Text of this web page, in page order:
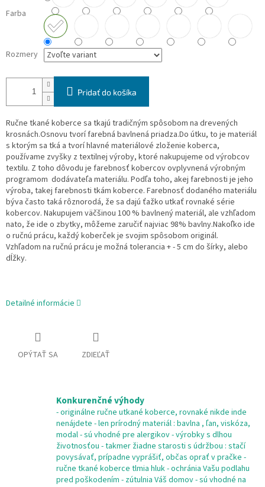
Farba
Rozmery
Pridať do košíka
Ručne tkané koberce sa tkajú tradičným spôsobom na drevených
krosnách.Osnovu tvorí farebná bavlnená priadza.Do útku, to je materiál
s ktorým sa tká a tvorí hlavné materiálové zloženie koberca,
používame zvyšky z textilnej výroby, ktoré nakupujeme od výrobcov
textilu. Z toho dôvodu je farebnosť kobercov ovplyvnená výrobným
programom dodávateľa materiálu. Podľa toho, akej farebnosti je jeho
výroba, takej farebnosti tkám koberce. Farebnosť dodaného materiálu
býva často taká rôznorodá, že sa dajú ťažko utkať rovnaké série
kobercov. Nakupujem väčšinou 100 % bavlnený materiál, ale vzhľadom
nato, že ide o zbytky, môžeme zaručiť najviac 98% bavlny.Nakoľko ide
o ručnú prácu, každý koberček je svojim spôsobom originál.
Vzhľadom na ručnú prácu je možná tolerancia + - 5 cm do šírky, alebo
dĺžky.
Detailné informácie
OPÝTAŤ SA ZDIEĽAŤ
Konkurenčné výhody
- originálne ručne utkané koberce, rovnaké nikde inde
nenájdete - len prírodný materiál : bavlna , ľan, viskóza,
modal - sú vhodné pre alergikov - výrobky s dlhou
životnosťou - takmer žiadne starosti s údržbou : stačí
povysávať, prípadne vyprášiť, občas oprať v pračke -
ručne tkané koberce tlmia hluk - ochránia Vašu podlahu
pred poškodením - zútulnia Váš domov - sú vhodné na